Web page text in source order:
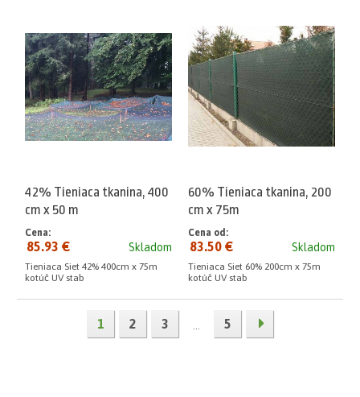
42% Tieniaca tkanina, 400
cm x 50 m
Skladom
Cena:
85.93 €
Tieniaca Siet 42% 400cm x 75m
kotúč UV stab
60% Tieniaca tkanina, 200
cm x 75m
Skladom
Cena od:
83.50 €
Tieniaca Siet 60% 200cm x 75m
kotúč UV stab
1 2 3 ... 5